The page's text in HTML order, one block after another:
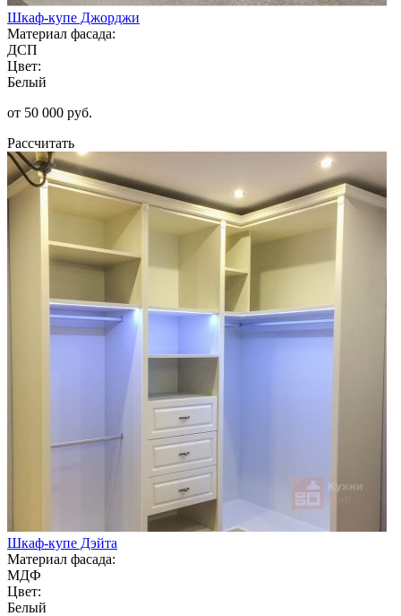
Шкаф-купе Джорджи
Материал фасада:
ДСП
Цвет:
Белый
от 50 000 руб.
Рассчитать
Шкаф-купе Дэйта
Материал фасада:
МДФ
Цвет:
Белый